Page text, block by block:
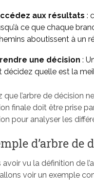
aux résultats :
ce que chaque
aboutissent à un
une décision :
décidez quelle est la
que l’arbre de décision
finale doit être prise
pour analyser les
d’arbre de
avoir vu la définition de
voir un exemple